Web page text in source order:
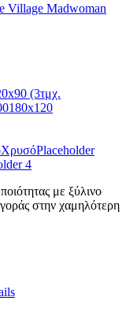
Village Madwoman
(3τμχ.
180x120
ΧρυσόPlaceholder
4
με ξύλινο
στην χαμηλότερη